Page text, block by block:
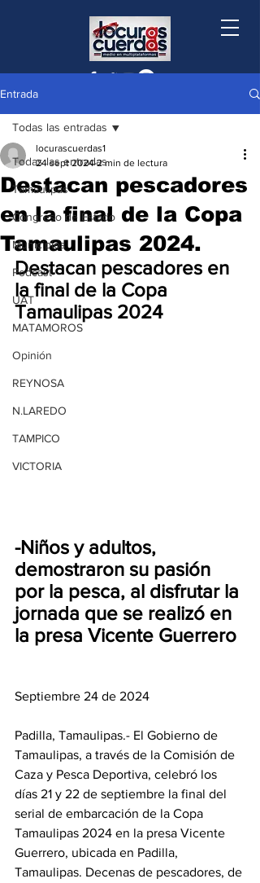
Entrada
Todas las entradas
Tamaulipas
Congreso de Estado
Municipios
Podcast
UAT
MATAMOROS
Opinión
REYNOSA
N.LAREDO
TAMPICO
VICTORIA
Todas las entradas
Destacan pescadores
en la final de la Copa
Tamaulipas 2024.
locurascuerdas1
24 sept 2024 2 min de lectura
Destacan pescadores en
la final de la Copa
Tamaulipas 2024
-Niños y adultos,
demostraron su pasión
por la pesca, al disfrutar la
jornada que se realizó en
la presa Vicente Guerrero
Septiembre 24 de 2024
Padilla, Tamaulipas.- El Gobierno de
Tamaulipas, a través de la Comisión de
Caza y Pesca Deportiva, celebró los
días 21 y 22 de septiembre la final del
serial de embarcación de la Copa
Tamaulipas 2024 en la presa Vicente
Guerrero, ubicada en Padilla,
Tamaulipas. Decenas de pescadores, de